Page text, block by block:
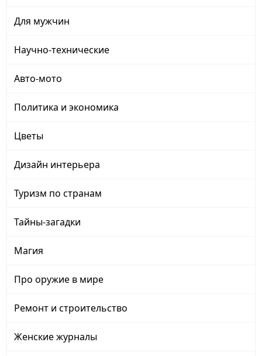
Для мужчин
Научно-технические
Авто-мото
Политика и экономика
Цветы
Дизайн интерьера
Туризм по странам
Тайны-загадки
Магия
Про оружие в мире
Ремонт и строительство
Женские журналы